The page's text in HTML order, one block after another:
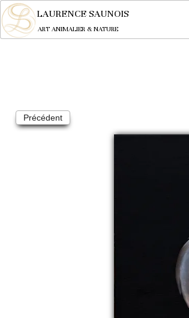
LAURENCE SAUNOIS
ART ANIMALIER & NATURE
Précédent